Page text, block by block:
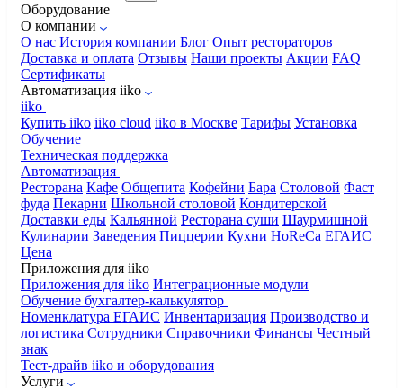
Оборудование
О компании
О нас История компании Блог Опыт рестораторов
Доставка и оплата Отзывы Наши проекты Акции FAQ
Сертификаты
Автоматизация iiko
iiko
Купить iiko iiko cloud iiko в Москве Тарифы Установка
Обучение
Техническая поддержка
Автоматизация
Ресторана Кафе Общепита Кофейни Бара Столовой Фаст
фуда Пекарни Школьной столовой Кондитерской
Доставки еды Кальянной Ресторана суши Шаурмишной
Кулинарии Заведения Пиццерии Кухни HoReCa ЕГАИС
Цена
Приложения для iiko
Приложения для iiko Интеграционные модули
Обучение бухгалтер-калькулятор
Номенклатура ЕГАИС Инвентаризация Производство и
логистика Сотрудники Справочники Финансы Честный
знак
Тест-драйв iiko и оборудования
Услуги